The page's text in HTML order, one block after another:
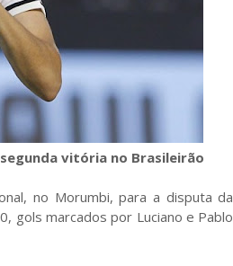
vitória no Brasileirão
no Morumbi, para a disputa da
gols marcados por Luciano e Pablo